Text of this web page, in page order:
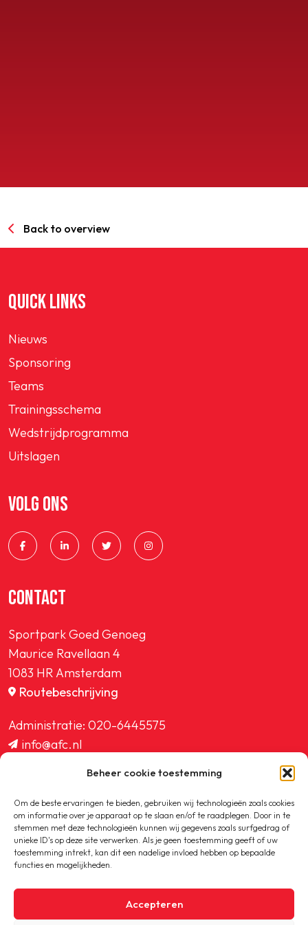
Beheer cookie toestemming
Om de beste ervaringen te bieden, gebruiken wij technologieën zoals cookies
om informatie over je apparaat op te slaan en/of te raadplegen. Door in te
stemmen met deze technologieën kunnen wij gegevens zoals surfgedrag of
unieke ID's op deze site verwerken. Als je geen toestemming geeft of uw
toestemming intrekt, kan dit een nadelige invloed hebben op bepaalde
functies en mogelijkheden.
Accepteren
Back to overview
QUICK LINKS
Nieuws
Sponsoring
Teams
Trainingsschema
Wedstrijdprogramma
Uitslagen
VOLG ONS
CONTACT
Sportpark Goed Genoeg
Maurice Ravellaan 4
1083 HR Amsterdam
Routebeschrijving
Administratie: 020-6445575
info@afc.nl
ledenadministratie@afc.nl
Copyright © 2020-2026 AFC